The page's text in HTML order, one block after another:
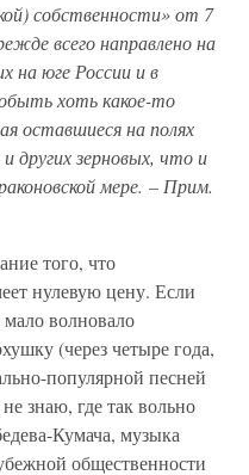
собственности» от 7
всего направлено на
на юге России и в
хоть какое-то
оставшиеся на полях
других зерновых, что и
мере. – Прим.
того, что
нулевую цену. Если
волновало
(через четыре года,
популярной песней
знаю, где так вольно
Кумача, музыка
общественности